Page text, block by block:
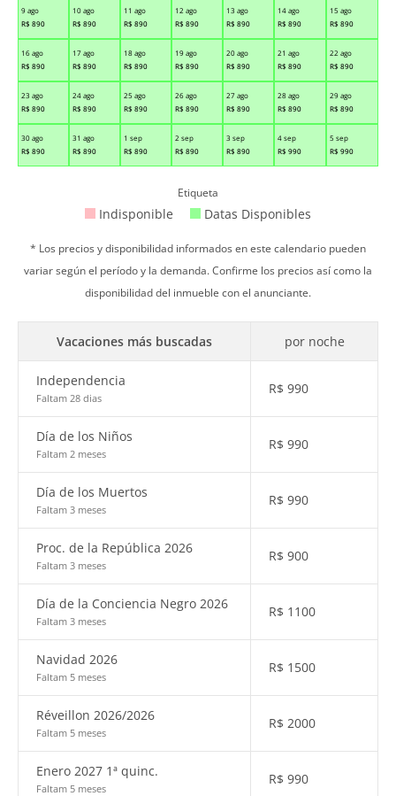
9 ago
R$ 890
10 ago
R$ 890
11 ago
R$ 890
12 ago
R$ 890
13 ago
R$ 890
14 ago
R$ 890
15 ago
R$ 890
16 ago
R$ 890
17 ago
R$ 890
18 ago
R$ 890
19 ago
R$ 890
20 ago
R$ 890
21 ago
R$ 890
22 ago
R$ 890
23 ago
R$ 890
24 ago
R$ 890
25 ago
R$ 890
26 ago
R$ 890
27 ago
R$ 890
28 ago
R$ 890
29 ago
R$ 890
30 ago
R$ 890
31 ago
R$ 890
1 sep
R$ 890
2 sep
R$ 890
3 sep
R$ 890
4 sep
R$ 990
5 sep
R$ 990
Etiqueta
Indisponible Datas Disponibles
* Los precios y disponibilidad informados en este calendario pueden
variar según el período y la demanda. Confirme los precios así como la
disponibilidad del inmueble con el anunciante.
Vacaciones más buscadas por noche
Independencia
Faltam 28 dias
R$ 990
Día de los Niños
Faltam 2 meses
R$ 990
Día de los Muertos
Faltam 3 meses
R$ 990
Proc. de la República 2026
Faltam 3 meses
R$ 900
Día de la Conciencia Negro 2026
Faltam 3 meses
R$ 1100
Navidad 2026
Faltam 5 meses
R$ 1500
Réveillon 2026/2026
Faltam 5 meses
R$ 2000
Enero 2027 1ª quinc.
Faltam 5 meses
R$ 990